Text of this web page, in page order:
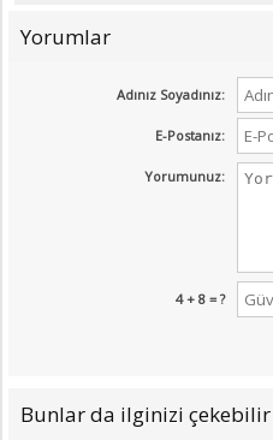
Yorumlar
Adınız Soyadınız:
E-Postanız:
Yorumunuz:
4 + 8 = ?
Bunlar da ilginizi çekebilir